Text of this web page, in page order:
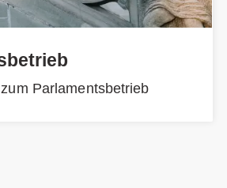
Parlamentsbetrieb